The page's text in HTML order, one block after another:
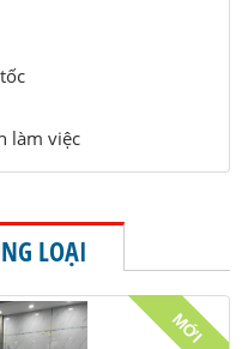
làm việc
LOẠI
MỚI